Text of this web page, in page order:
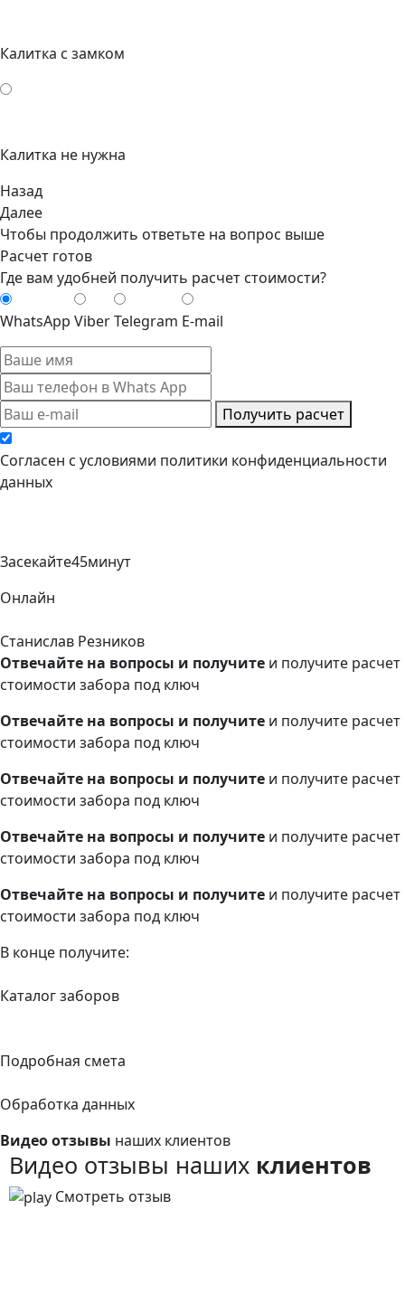
Калитка с замком
Калитка не нужна
Назад
Далее
Чтобы продолжить ответьте на вопрос выше
Расчет готов
Где вам удобней получить расчет стоимости?
WhatsApp ViberTelegram E-mail
Получить расчет
Cогласен с условиями политики конфиденциальности
данных
Засекайте45минут
Онлайн
Станислав Резников
Отвечайте на вопросы и получите и получите расчет
стоимости забора под ключ
Отвечайте на вопросы и получите и получите расчет
стоимости забора под ключ
Отвечайте на вопросы и получите и получите расчет
стоимости забора под ключ
Отвечайте на вопросы и получите и получите расчет
стоимости забора под ключ
Отвечайте на вопросы и получите и получите расчет
стоимости забора под ключ
В конце получите:
Каталог заборов
Подробная смета
Обработка данных
Видео отзывы наших клиентов
Видео отзывы наших клиентов
Смотреть отзыв